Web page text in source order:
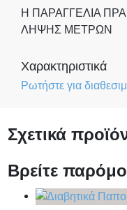
Η ΠΑΡΑΓΓΕΛΙΑ
ΛΗΨΗΣ ΜΕΤΡΩΝ
Χαρακτηριστικά
Ρωτήστε για
Σχετικά
Βρείτε